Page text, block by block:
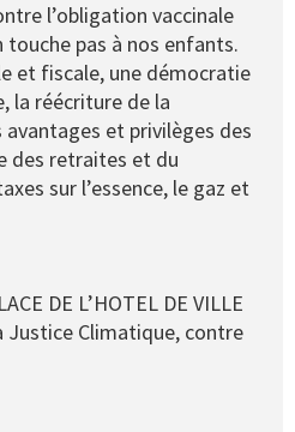
l’obligation vaccinale
touche pas à nos enfants.
et fiscale, une démocratie
la réécriture de la
et privilèges des
des retraites et du
sur l’essence, le gaz et
DE L’HOTEL DE VILLE
Climatique, contre